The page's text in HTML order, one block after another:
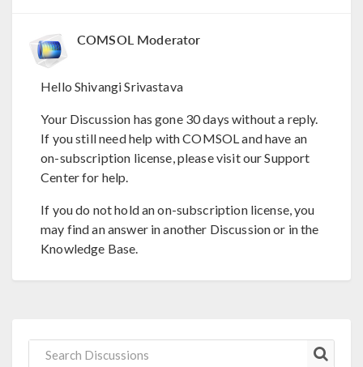
COMSOL Moderator
Hello Shivangi Srivastava
Your Discussion has gone 30 days without a reply.
If you still need help with COMSOL and have an
on-subscription license, please visit our Support
Center for help.
If you do not hold an on-subscription license, you
may find an answer in another Discussion or in the
Knowledge Base.